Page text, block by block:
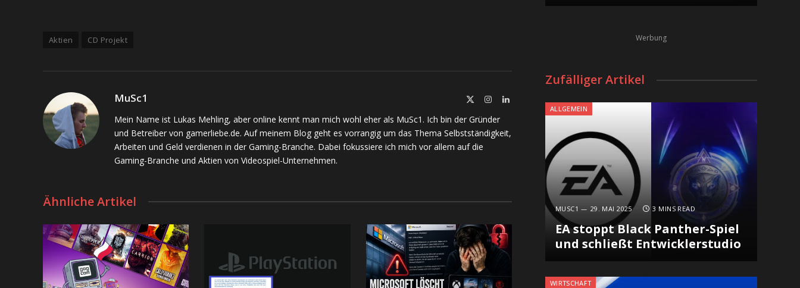
Aktien CD Projekt
MuSc1 InstagramLinkedIn
Mein Name ist Lukas Mehling, aber online kennt man mich wohl eher als MuSc1. Ich bin der Gründer
und Betreiber von gamerliebe.de. Auf meinem Blog geht es vorrangig um das Thema Selbstständigkeit,
Arbeiten und Geld verdienen in der Gaming-Branche. Dabei fokussiere ich mich vor allem auf die
Gaming-Branche und Aktien von Videospiel-Unternehmen.
Ähnliche Artikel
Werbung
Zufälliger Artikel
ALLGEMEIN
MUSC1 29. MAI 2025 3 MINS READ
EA stoppt Black Panther-Spiel
und schließt Entwicklerstudio
WIRTSCHAFT